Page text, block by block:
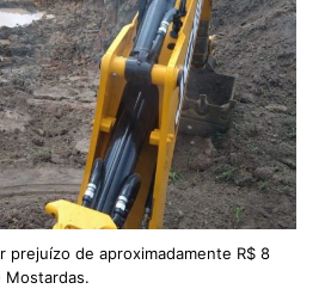
prejuízo de aproximadamente R$ 8
Mostardas.